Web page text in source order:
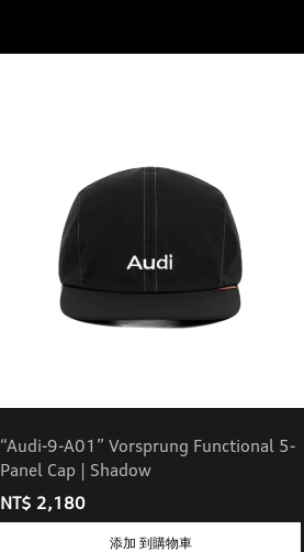
“Audi-9-A01” Vorsprung Functional 5-
Panel Cap | Shadow
NT$ 2,180
添加 到購物車